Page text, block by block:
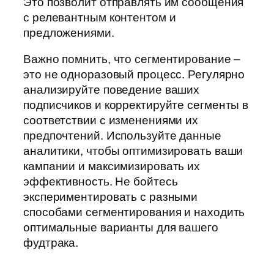
с релевантным контентом и
предложениями.
Важно помнить, что сегментирование –
это не одноразовый процесс. Регулярно
анализируйте поведение ваших
подписчиков и корректируйте сегменты в
соответствии с изменениями их
предпочтений. Используйте данные
аналитики, чтобы оптимизировать ваши
кампании и максимизировать их
эффективность. Не бойтесь
экспериментировать с разными
способами сегментирования и находить
оптимальные варианты для вашего
фудтрака.